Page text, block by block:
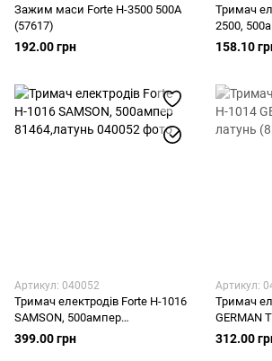
Зажим маси Forte H-3500 500A
(57617)
192.00 грн
Тримач
2500,
158.10
Артикул: 040052
Тримач електродів Forte H-1016
SAMSON, 500ампер
81464,латунь
399.00 грн
Артикул:
Тримач
GERMAN
312.00